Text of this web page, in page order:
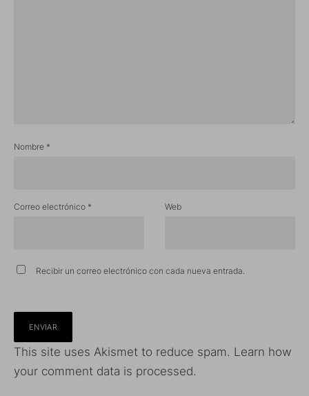
Nombre *
Correo electrónico * Web
Recibir un correo electrónico con cada nueva entrada.
This site uses Akismet to reduce spam. Learn how
your comment data is processed.